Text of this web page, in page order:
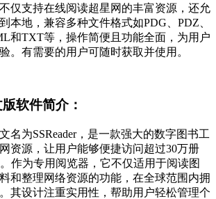
仅支持在线阅读超星网的丰富资源，还允
本地，兼容多种文件格式如PDG、PDZ、
和TXT等，操作简便且功能全面，为用户
。有需要的用户可随时获取并使用。
软件简介：
名为SSReader，是一款强大的数字图书工
资源，让用户能够便捷访问超过30万册
作为专用阅览器，它不仅适用于阅读图
和整理网络资源的功能，在全球范围内拥
其设计注重实用性，帮助用户轻松管理个